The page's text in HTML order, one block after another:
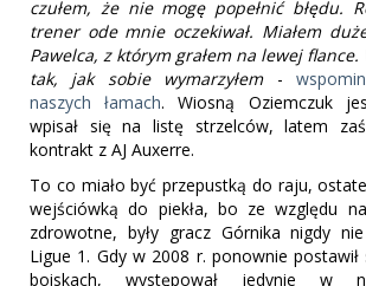
czułem, że nie mogę popełnić błędu.
trener ode mnie oczekiwał. Miałem
Pawelca, z którym grałem na lewej flance.
tak, jak sobie wymarzyłem-
naszych łamach. Wiosną Oziemczuk
wpisał się na listę strzelców, latem
kontrakt z AJ Auxerre.
To co miało być przepustką do raju,
wejściówką do piekła, bo ze względu
zdrowotne, były gracz Górnika nigdy
Ligue 1. Gdy w 2008 r. ponownie
boiskach, występował jedynie w